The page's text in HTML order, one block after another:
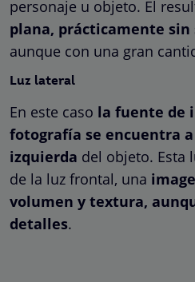
personaje u objeto. El
plana, prácticamente
aunque con una gran
Luz lateral
En este caso la fuente de
fotografía se encuentra
izquierda del objeto. Esta
de la luz frontal, una
volumen y textura,
detalles.